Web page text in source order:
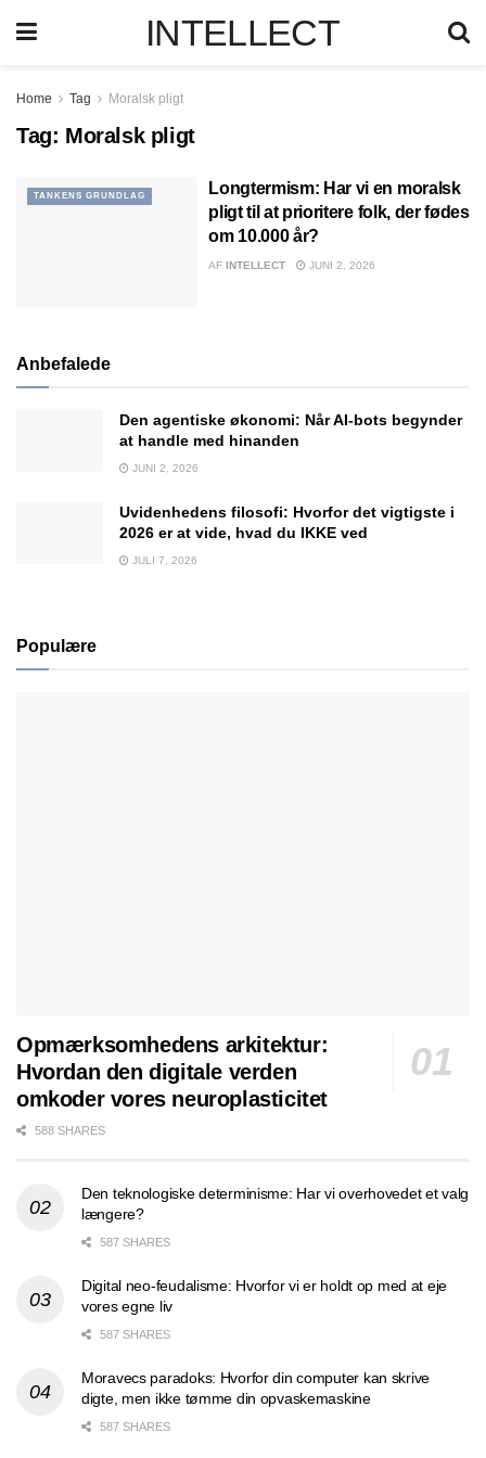
INTELLECT
Home Tag Moralsk pligt
Tag: Moralsk pligt
TANKENS GRUNDLAG
Longtermism: Har vi en moralsk
pligt til at prioritere folk, der fødes
om 10.000 år?
AF INTELLECT JUNI 2, 2026
Anbefalede
Den agentiske økonomi: Når AI-bots begynder
at handle med hinanden
JUNI 2, 2026
Uvidenhedens filosofi: Hvorfor det vigtigste i
2026 er at vide, hvad du IKKE ved
JULI 7, 2026
Populære
Opmærksomhedens arkitektur:
Hvordan den digitale verden
omkoder vores neuroplasticitet
588 SHARES
Den teknologiske determinisme: Har vi overhovedet et valg
længere?
587 SHARES
Digital neo-feudalisme: Hvorfor vi er holdt op med at eje
vores egne liv
587 SHARES
Moravecs paradoks: Hvorfor din computer kan skrive
digte, men ikke tømme din opvaskemaskine
587 SHARES